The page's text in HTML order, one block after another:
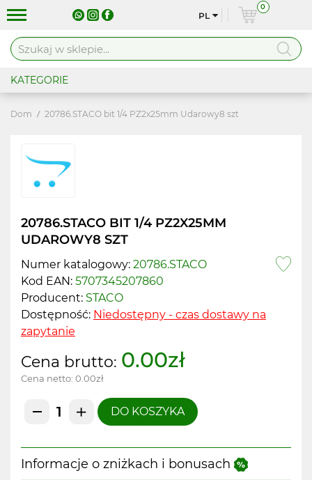
PL
0
KATEGORIE
Dom 20786.STACO bit 1/4 PZ2x25mm Udarowy8 szt
20786.STACO BIT 1/4 PZ2X25MM
UDAROWY8 SZT
Numer katalogowy: 20786.STACO
Kod EAN: 5707345207860
Producent: STACO
Dostępność: Niedostępny - czas dostawy na
zapytanie
Cena brutto: 0.00zł
Cena netto: 0.00zł
DO KOSZYKA
Informacje o zniżkach i bonusach